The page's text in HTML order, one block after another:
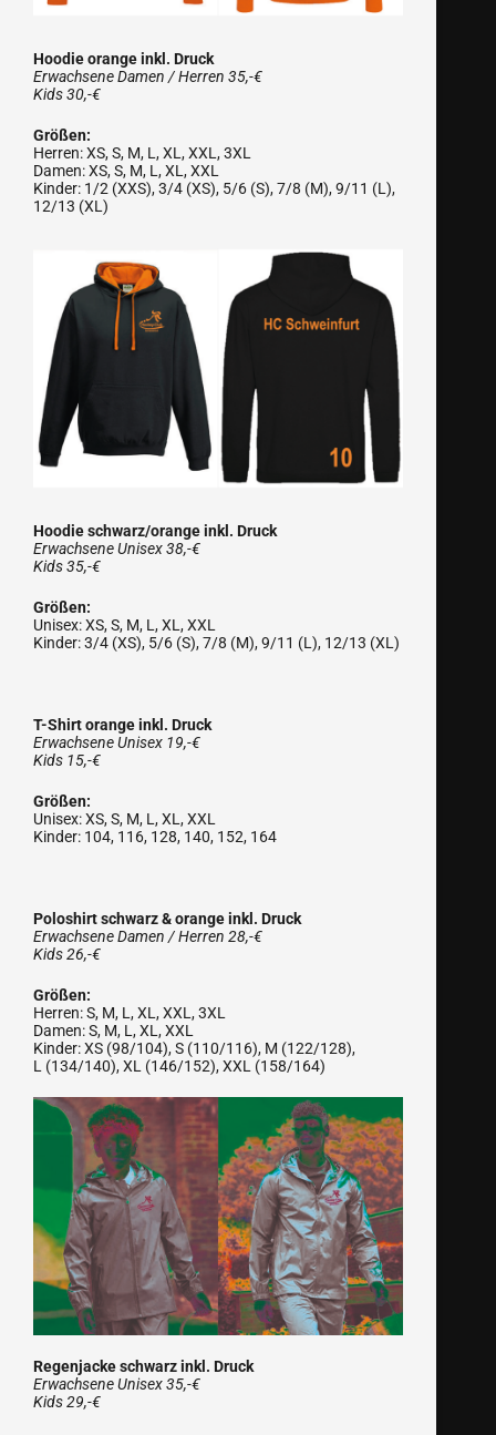
Hoodie orange inkl. Druck
Erwachsene Damen / Herren 35,-€
Kids 30,-€
Größen:
Herren: XS, S, M, L, XL, XXL, 3XL
Damen: XS, S, M, L, XL, XXL
Kinder: 1/2 (XXS), 3/4 (XS), 5/6 (S), 7/8 (M), 9/11 (L),
12/13 (XL)
Hoodie schwarz/orange inkl. Druck
Erwachsene Unisex 38,-€
Kids 35,-€
Größen:
Unisex: XS, S, M, L, XL, XXL
Kinder: 3/4 (XS), 5/6 (S), 7/8 (M), 9/11 (L), 12/13 (XL)
T-Shirt orange inkl. Druck
Erwachsene Unisex 19,-€
Kids 15,-€
Größen:
Unisex: XS, S, M, L, XL, XXL
Kinder: 104, 116, 128, 140, 152, 164
Poloshirt schwarz & orange inkl. Druck
Erwachsene Damen / Herren 28,-€
Kids 26,-€
Größen:
Herren: S, M, L, XL, XXL, 3XL
Damen: S, M, L, XL, XXL
Kinder: XS (98/104), S (110/116), M (122/128),
L (134/140), XL (146/152), XXL (158/164)
Regenjacke schwarz inkl. Druck
Erwachsene Unisex 35,-€
Kids 29,-€